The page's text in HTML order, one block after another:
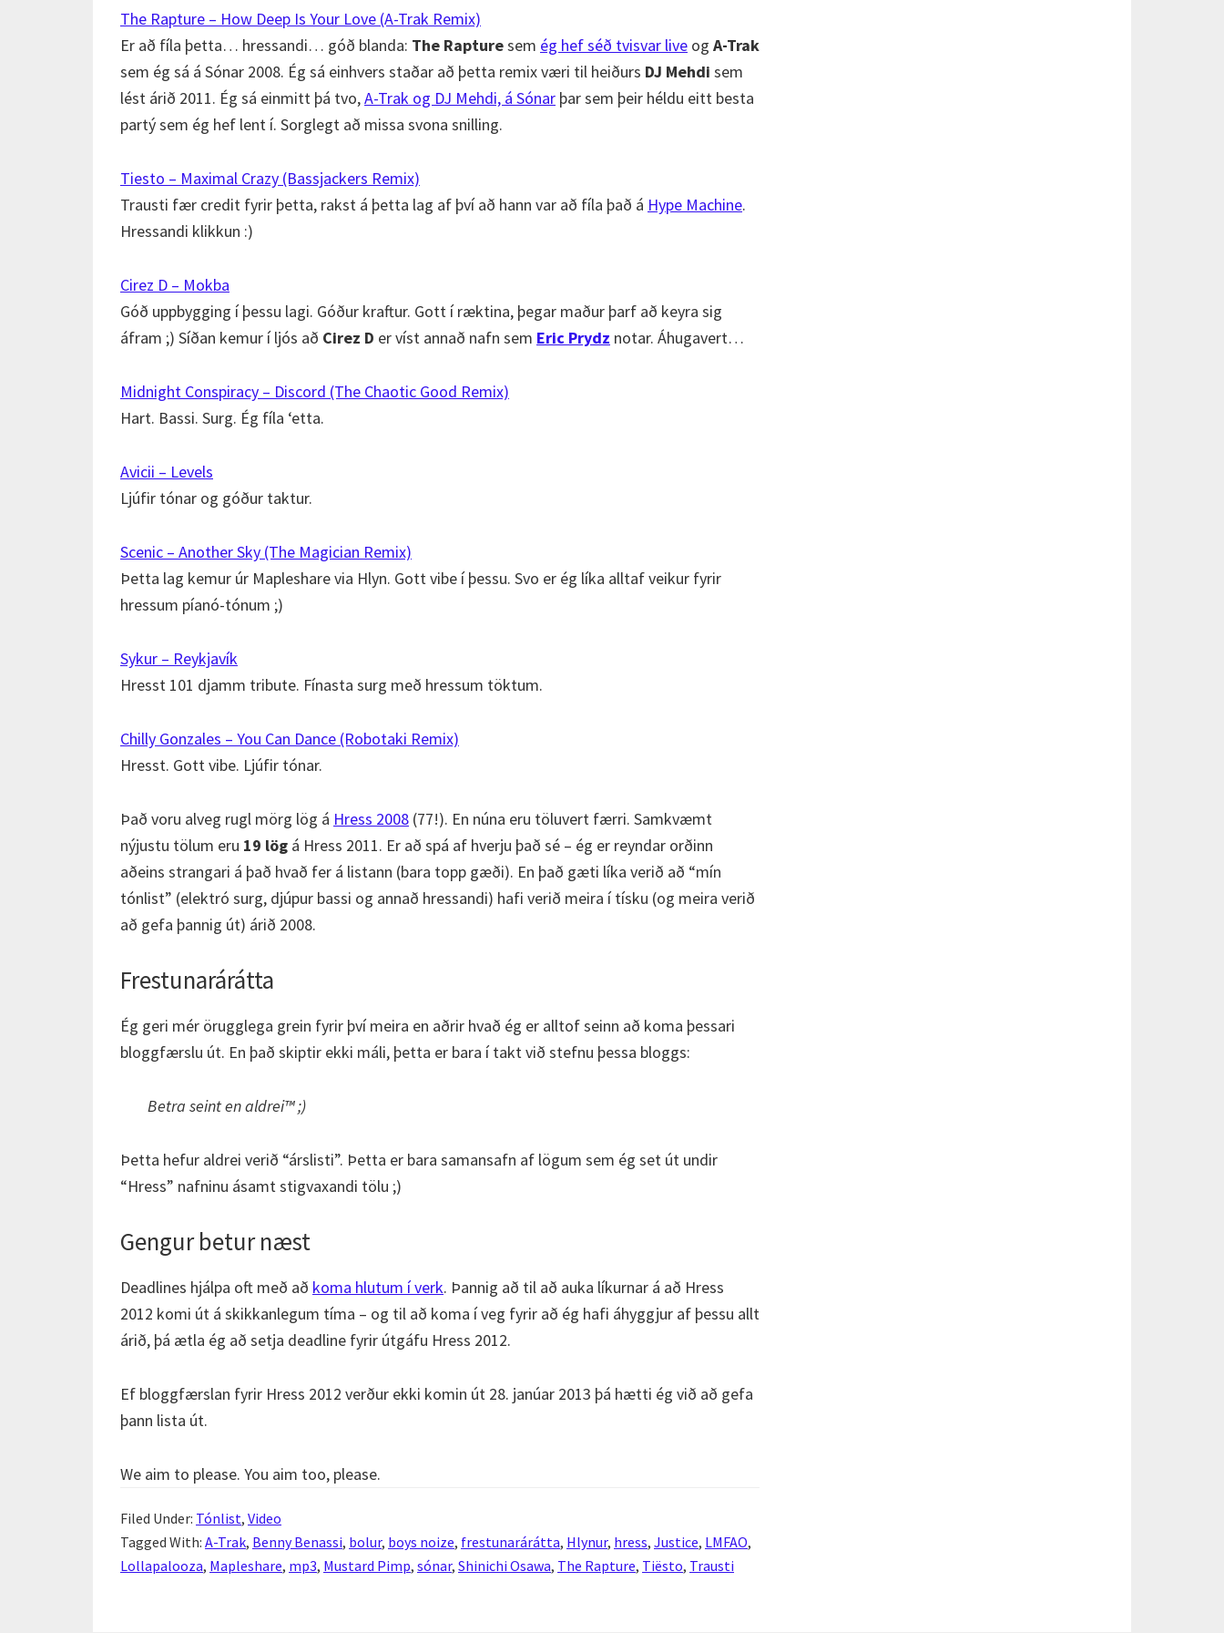
The Rapture – How Deep Is Your Love (A-Trak Remix)
Er að fíla þetta… hressandi… góð blanda: The Rapturesem ég hef séð tvisvar live og A-Trak
sem ég sá á Sónar 2008. Ég sá einhvers staðar að þetta remix væri til heiðurs DJ Mehdi sem
lést árið 2011. Ég sá einmitt þá tvo,A-Trak og DJ Mehdi, á Sónar þar sem þeir héldu eitt besta
partý sem ég hef lent í. Sorglegt að missa svona snilling.
Tiesto – Maximal Crazy (Bassjackers Remix)
Trausti fær credit fyrir þetta, rakst á þetta lag af því að hann var að fíla það á Hype Machine.
Hressandi klikkun :)
Cirez D – Mokba
Góð uppbygging í þessu lagi. Góður kraftur. Gott í ræktina, þegar maður þarf að keyra sig
áfram ;) Síðan kemur í ljós að Cirez D er víst annað nafn sem Eric Prydz notar. Áhugavert…
Midnight Conspiracy – Discord (The Chaotic Good Remix)
Hart. Bassi. Surg. Ég fíla ‘etta.
Avicii – Levels
Ljúfir tónar og góður taktur.
Scenic – Another Sky (The Magician Remix)
Þetta lag kemur úr Mapleshare via Hlyn. Gott vibe í þessu. Svo er ég líka alltaf veikur fyrir
hressum píanó-tónum ;)
Sykur – Reykjavík
Hresst 101 djamm tribute. Fínasta surg með hressum töktum.
Chilly Gonzales – You Can Dance (Robotaki Remix)
Hresst. Gott vibe. Ljúfir tónar.
Það voru alveg rugl mörg lög á Hress 2008 (77!). En núna eru töluvert færri. Samkvæmt
nýjustu tölum eru 19 lög á Hress 2011. Er að spá af hverju það sé – ég er reyndar orðinn
aðeins strangari á það hvað fer á listann (bara topp gæði). En það gæti líka verið að “mín
tónlist” (elektró surg, djúpur bassi og annað hressandi) hafi verið meira í tísku (og meira verið
að gefa þannig út) árið 2008.
Frestunarárátta
Ég geri mér örugglega grein fyrir því meira en aðrir hvað ég er alltof seinn að koma þessari
bloggfærslu út. En það skiptir ekki máli, þetta er bara í takt við stefnu þessa bloggs:
Betra seint en aldrei™ ;)
Þetta hefur aldrei verið “árslisti”. Þetta er bara samansafn af lögum sem ég set út undir
“Hress” nafninu ásamt stigvaxandi tölu ;)
Gengur betur næst
Deadlines hjálpa oft með að koma hlutum í verk. Þannig að til að auka líkurnar á að Hress
2012 komi út á skikkanlegum tíma – og til að koma í veg fyrir að ég hafi áhyggjur af þessu allt
árið, þá ætla ég að setja deadline fyrir útgáfu Hress 2012.
Ef bloggfærslan fyrir Hress 2012 verður ekki komin út 28. janúar 2013 þá hætti ég við að gefa
þann lista út.
We aim to please. You aim too, please.
Filed Under: Tónlist, Video
Tagged With: A-Trak, Benny Benassi, bolur, boys noize, frestunarárátta, Hlynur, hress, Justice, LMFAO,
Lollapalooza, Mapleshare, mp3, Mustard Pimp, sónar, Shinichi Osawa, The Rapture, Tiësto, Trausti